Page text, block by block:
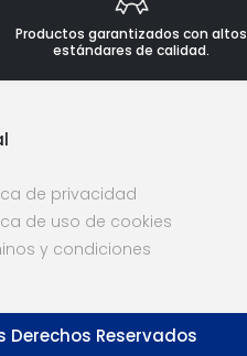
Productos garantizados con altos
estándares de calidad.
de privacidad
de uso de cookies
y condiciones
Derechos Reservados